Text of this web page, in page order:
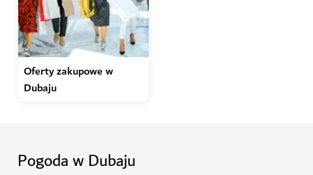
Oferty zakupowe w
Dubaju
Pogoda w Dubaju